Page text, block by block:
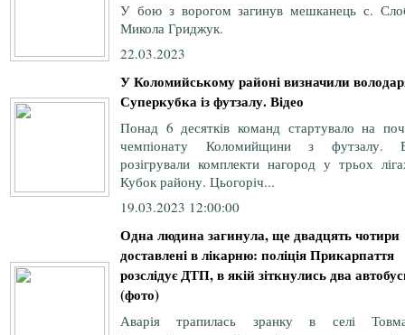
У бою з ворогом загинув мешканець с.
Микола Гриджук.
22.03.2023
У Коломийському районі визначили
Суперкубка із футзалу. Відео
Понад 6 десятків команд стартувало на
чемпіонату Коломийщини з футзалу.
розігрували комплекти нагород у трьох
Кубок району. Цьогоріч...
19.03.2023 12:00:00
Одна людина загинула, ще двадцять чотири
доставлені в лікарню: поліція Прикарпаття
розслідує ДТП, в якій зіткнулись два
(фото)
Аварія трапилась зранку в селі